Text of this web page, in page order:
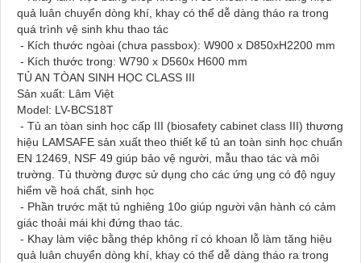
quả luân chuyển dòng khí, khay có thể dễ dàng tháo ra trong
quá trình vệ sinh khu thao tác
- Kích thước ngòai (chưa passbox): W900 x D850xH2200 mm
- Kích thước trong: W790 x D560x H600 mm
TỦ AN TÒAN SINH HỌC CLASS III
Sản xuất: Lâm Việt
Model: LV-BCS18T
- Tủ an tòan sinh học cấp III (biosafety cabinet class III) thương
hiệu LAMSAFE sản xuất theo thiết kế tủ an toàn sinh học chuẩn
EN 12469, NSF 49 giúp bảo vệ người, mẫu thao tác và môi
trường. Tủ thường được sử dụng cho các ứng ụng có độ nguy
hiểm về hoá chất, sinh học
- Phần trước mặt tủ nghiêng 10o giúp người vận hành có cảm
giác thoải mái khi đứng thao tác.
- Khay làm việc bằng thép không rỉ có khoan lỗ làm tăng hiệu
quả luân chuyển dòng khí, khay có thể dễ dàng tháo ra trong